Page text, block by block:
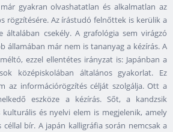
gyakran olvashatatlan és alkalmatlan az
rögzítésére. Az írástudó felnőttek is kerülik a
általában csekély. A grafológia sem virágzó
államában már nem is tananyag a kézírás. A
ezzel ellentétes irányzat is: Japánban a
középiskolában általános gyakorlat. Ez
az információrögzítés célját szolgálja. Ott a
eszköze a kézírás. Sőt, a kandzsik
és nyelvi elem is megjelenik, amely
céllal bír. A japán kalligráfia során nemcsak a